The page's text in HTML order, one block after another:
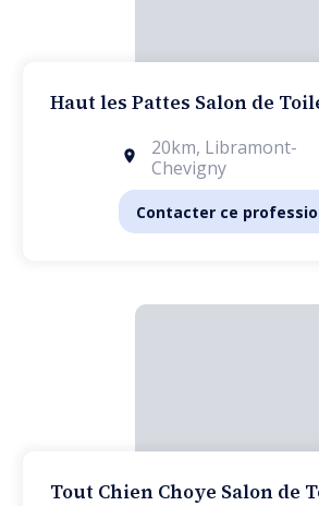
Haut les Pattes Salon de
20km, Libramont-
Chevigny
Contacter ce
Tout Chien Choye Salon de